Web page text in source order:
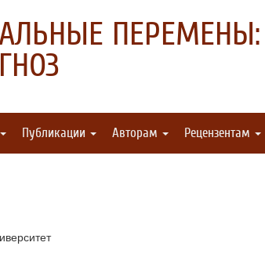
ПЕРЕМЕНЫ:
Публикации Авторам Рецензентам